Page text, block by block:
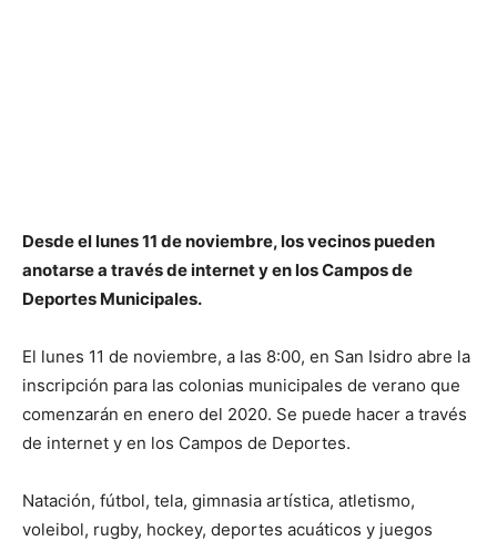
Desde el lunes 11 de noviembre, los vecinos pueden
anotarse a través de internet y en los Campos de
Deportes Municipales.
El lunes 11 de noviembre, a las 8:00, en San Isidro abre la
inscripción para las colonias municipales de verano que
comenzarán en enero del 2020. Se puede hacer a través
de internet y en los Campos de Deportes.
Natación, fútbol, tela, gimnasia artística, atletismo,
voleibol, rugby, hockey, deportes acuáticos y juegos